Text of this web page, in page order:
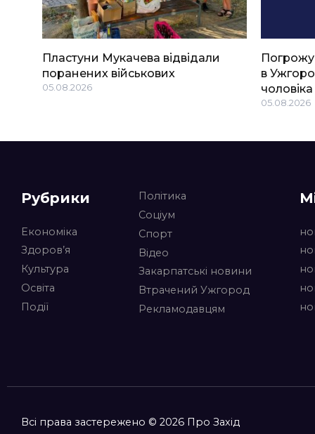
Пластуни Мукачева відвідали
поранених військових
05.08.2026
в
чоловіка
05.08.2026
Рубрики
Економіка
Здоров’я
Культура
Освіта
Події
Політика
Соціум
Спорт
Відео
Закарпатські новини
Втрачений Ужгород
Рекламодавцям
Всі права застережено © 2026 Про Захід